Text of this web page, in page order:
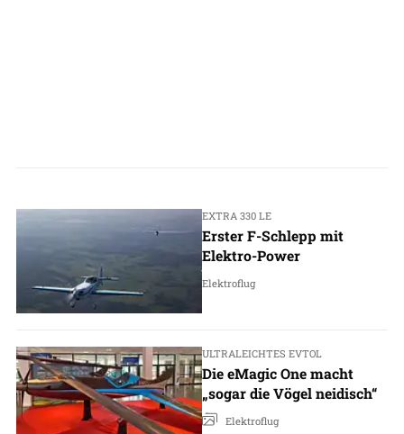
EXTRA 330 LE
Erster F-Schlepp mit
Elektro-Power
Elektroflug
ULTRALEICHTES EVTOL
Die eMagic One macht
„sogar die Vögel neidisch“
Elektroflug